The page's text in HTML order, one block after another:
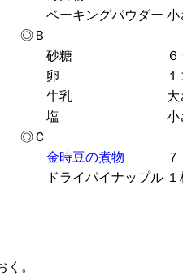
ベーキングパウダー 小
◎Ｂ
砂糖
卵
１
牛乳
大
塩
小
◎Ｃ
金時豆の煮物
ドライパイナップル
く。